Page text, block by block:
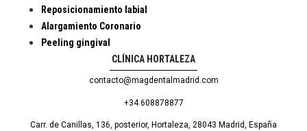
Reposicionamiento labial
Alargamiento Coronario
Peeling gingival
CLÍNICA HORTALEZA
contacto@magdentalmadrid.com
+34 608878877
Carr. de Canillas, 136, posterior, Hortaleza, 28043 Madrid, España